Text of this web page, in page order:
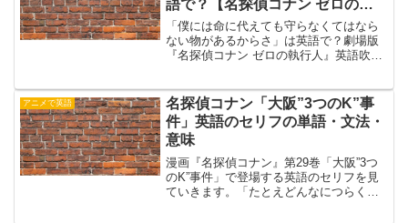
語で？【名探偵コナン ゼロの執
行人】
「僕には命に代えても守らなくてはなら
ない物があるからさ」は英語で？劇場版
『名探偵コナン ゼロの執行人』英語吹き
五郎が逮捕された直後。喫茶ポアロ前で
のコナンと安室さんの...
アニメで英語
名探偵コナン「大阪”3つのK”事
件」英語のセリフの単語・文法・
意味
漫画『名探偵コナン』第29巻「大阪”3つ
のK”事件」で登場する英語のセリフを見
ていきます。「たとえどんなにつらく悲